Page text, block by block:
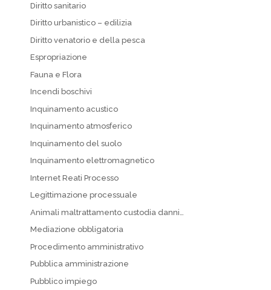
Diritto sanitario
Diritto urbanistico – edilizia
Diritto venatorio e della pesca
Espropriazione
Fauna e Flora
Incendi boschivi
Inquinamento acustico
Inquinamento atmosferico
Inquinamento del suolo
Inquinamento elettromagnetico
Internet Reati Processo
Legittimazione processuale
Animali maltrattamento custodia danni…
Mediazione obbligatoria
Procedimento amministrativo
Pubblica amministrazione
Pubblico impiego